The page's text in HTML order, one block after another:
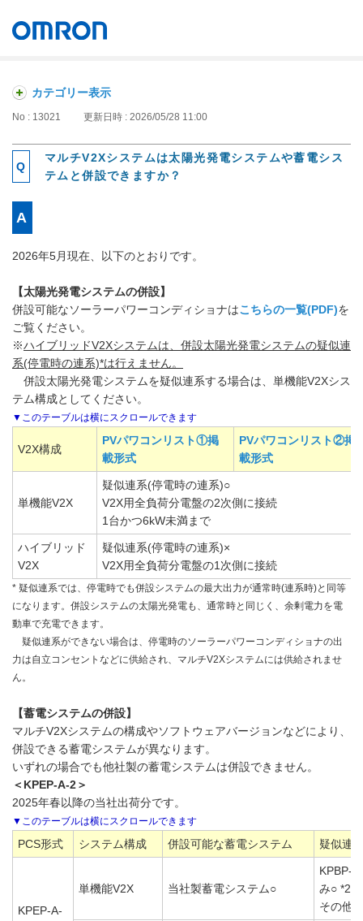
カテゴリー表示
No : 13021 更新日時 : 2026/05/28 11:00
マルチV2Xシステムは太陽光発電システムや蓄電シス
テムと併設できますか？
2026年5月現在、以下のとおりです。
【太陽光発電システムの併設】
併設可能なソーラーパワーコンディショナはこちらの一覧(PDF)を
ご覧ください。
※ハイブリッドV2Xシステムは、併設太陽光発電システムの疑似連
系(停電時の連系)*は行えません。
併設太陽光発電システムを疑似連系する場合は、単機能V2Xシス
テム構成としてください。
V2X構成
PVパワコンリスト①掲
載形式
PVパワコンリスト②掲
載形式
単機能V2X
疑似連系(停電時の連系)○
V2X用全負荷分電盤の2次側に接続
1台かつ6kW未満まで
ハイブリッド
V2X
疑似連系(停電時の連系)×
V2X用全負荷分電盤の1次側に接続
* 疑似連系では、停電時でも併設システムの最大出力が通常時(連系時)と同等
になります。併設システムの太陽光発電も、通常時と同じく、余剰電力を電
動車で充電できます。
疑似連系ができない場合は、停電時のソーラーパワーコンディショナの出
力は自立コンセントなどに供給され、マルチV2Xシステムには供給されませ
ん。
【蓄電システムの併設】
マルチV2Xシステムの構成やソフトウェアバージョンなどにより、
併設できる蓄電システムが異なります。
いずれの場合でも他社製の蓄電システムは併設できません。
＜KPEP-A-2＞
2025年春以降の当社出荷分です。
PCS形式 システム構成 併設可能な蓄電システム 疑似連
KPEP-A-
単機能V2X 当社製蓄電システム○
KPBP-
み○ *2
その他